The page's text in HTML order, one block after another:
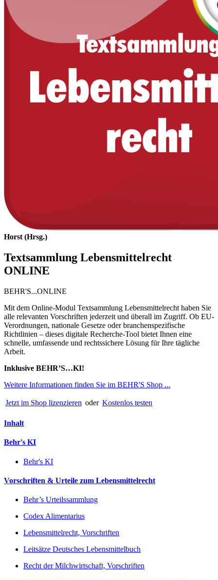
Horst (Hrsg.)
Textsammlung Lebensmittelrecht
ONLINE
BEHR'S...ONLINE
Mit dem Online-Modul Textsammlung Lebensmittelrecht haben Sie
alle relevanten Vorschriften jederzeit und überall im Zugriff. Ob EU-
Verordnungen, nationale Gesetze oder branchenspezifische
Richtlinien – dieses digitale Recherche-Tool bietet Ihnen eine
schnelle, umfassende und rechtssichere Lösung für Ihre tägliche
Arbeit.
Inklusive BEHR’S…KI!
Weitere Informationen finden Sie im BEHR'S Shop ...
Jetzt im Shop lizenzieren oder Kostenlos testen
Inhalt
Behr's KI
Behr's KI
Vorschriften & Urteile zum Lebensmittelrecht
Behr’s Urteilssammlung
Codex Alimentarius
Lebensmittelrecht, Vorschriften
Leitsätze Deutsches Lebensmittelbuch
Recht der Milchwirtschaft, Vorschriften